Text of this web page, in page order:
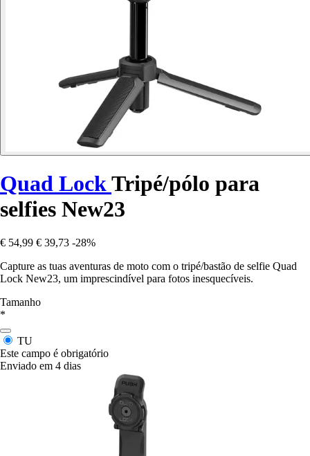
Quad LockTripé/pólo para
selfies New23
€ 54,99 € 39,73 -28%
Capture as tuas aventuras de moto com o tripé/bastão de selfie Quad
Lock New23, um imprescindível para fotos inesquecíveis.
Tamanho
*
TU
Este campo é obrigatório
Enviado em 4 dias